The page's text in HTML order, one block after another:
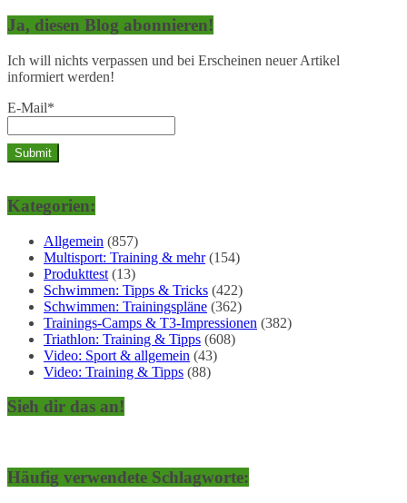
Ja, diesen Blog abonnieren!
Ich will nichts verpassen und bei Erscheinen neuer Artikel
informiert werden!
E-Mail*
Kategorien:
Allgemein (857)
Multisport: Training & mehr(154)
Produkttest (13)
Schwimmen: Tipps & Tricks (422)
Schwimmen: Trainingspläne (362)
Trainings-Camps & T3-Impressionen (382)
Triathlon: Training & Tipps (608)
Video: Sport & allgemein (43)
Video: Training & Tipps (88)
Sieh dir das an!
Häufig verwendete Schlagworte: